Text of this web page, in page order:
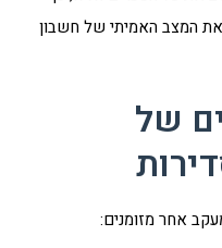
המצב האמיתי של חשבון
של
אחר מזומנים: